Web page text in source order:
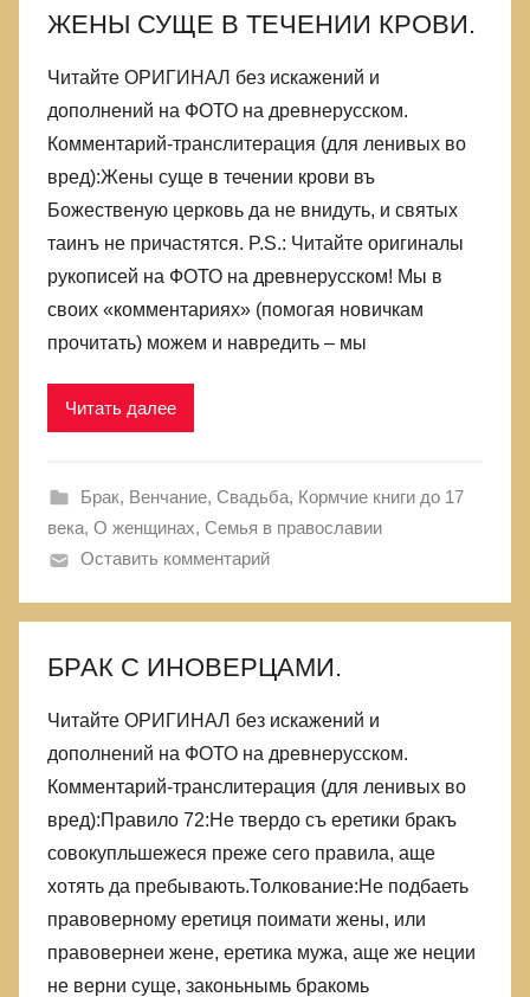
ЖЕНЫ СУЩЕ В ТЕЧЕНИИ КРОВИ.
Читайте ОРИГИНАЛ без искажений и
дополнений на ФОТО на древнерусском.
Комментарий-транслитерация (для ленивых во
вред):Жены суще в течении крови въ
Божественую церковь да не внидуть, и святых
таинъ не причастятся. P.S.: Читайте оригиналы
рукописей на ФОТО на древнерусском! Мы в
своих «комментариях» (помогая новичкам
прочитать) можем и навредить – мы
Читать далее
Брак, Венчание, Свадьба, Кормчие книги до 17
века, О женщинах, Семья в православии
Оставить комментарий
БРАК С ИНОВЕРЦАМИ.
Читайте ОРИГИНАЛ без искажений и
дополнений на ФОТО на древнерусском.
Комментарий-транслитерация (для ленивых во
вред):Правило 72:Не твердо съ еретики бракъ
совокупльшежеся преже сего правила, аще
хотять да пребывають.Толкование:Не подбаеть
правоверному еретиця поимати жены, или
правовернеи жене, еретика мужа, аще же неции
не верни суще, законьнымь бракомь